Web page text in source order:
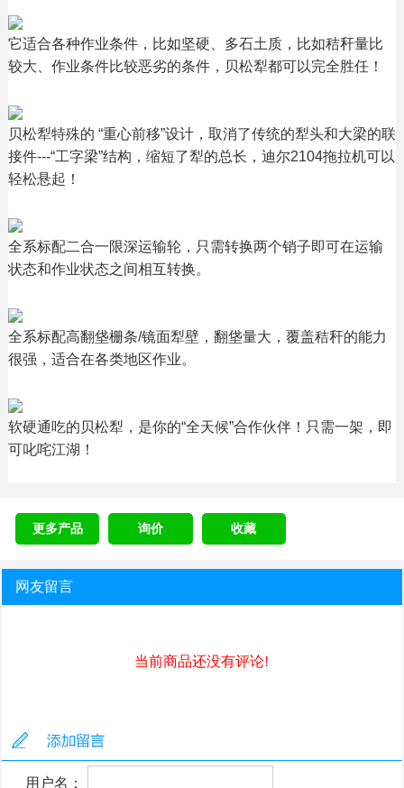
它适合各种作业条件，比如坚硬、多石土质，比如秸秆量比
较大、作业条件比较恶劣的条件，贝松犁都可以完全胜任！
贝松犁特殊的 “重心前移”设计，取消了传统的犁头和大梁的联
接件---“工字梁”结构，缩短了犁的总长，迪尔2104拖拉机可以
轻松悬起！
全系标配二合一限深运输轮，只需转换两个销子即可在运输
状态和作业状态之间相互转换。
全系标配高翻垡栅条/镜面犁壁，翻垡量大，覆盖秸秆的能力
很强，适合在各类地区作业。
软硬通吃的贝松犁，是你的“全天候”合作伙伴！只需一架，即
可叱咤江湖！
更多产品 询价 收藏
网友留言
当前商品还没有评论!
用户名：